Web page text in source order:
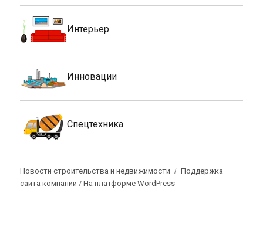
Интерьер
Инновации
Спецтехника
Новости строительства и недвижимости
Поддержка
сайта компании /На платформе WordPress